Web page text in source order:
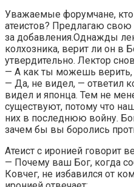
Уважаемые форумчане, кто
атеистов? Предлагаю свою
за добавления.Однажды
колхозника, верит ли он в
утвердительно. Лектор
— А как ты можешь верить,
— Да, не видел, — ответил
видел и японца. Тем не
существуют, потому что
них в последнюю войну.
зачем бы вы боролись
Атеист с иронией говорит
— Почему ваш Бог, когда
Ковчег, не избавился от